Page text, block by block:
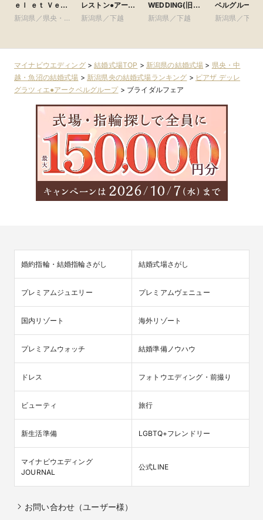
ｅｌ ｅｔ Ｖｅｒ
ｔ（ヒルサイド
グループ
新潟県／県央・中
レストン●アーク
ベルグループ
新潟県／下越
WEDDING(旧
アーククラブ迎賓
新潟県／下越
ベルグループ
新潟県／下越
マイナビウエディング>結婚式場TOP > 新潟県の結婚式場 > 県央・中
越・魚沼の結婚式場 > 新潟県央の結婚式場ランキング > ピアザ デッレ
グラツィエ●アークベルグループ> ブライダルフェア
婚約指輪・結婚指輪さがし 結婚式場さがし
プレミアムジュエリー プレミアムヴェニュー
国内リゾート 海外リゾート
プレミアムウォッチ 結婚準備ノウハウ
ドレス フォトウエディング・前撮り
ビューティ 旅行
新生活準備 LGBTQ+フレンドリー
マイナビウエディング
JOURNAL
公式LINE
お問い合わせ（ユーザー様）